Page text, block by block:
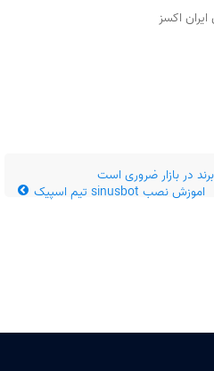
اکسز
در بازار ضروری است
اموزش نصب sinusbot تیم اسپیک